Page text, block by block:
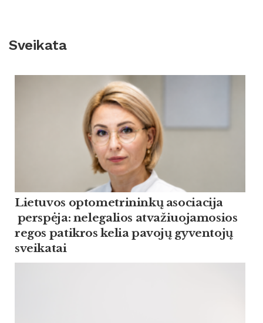
Sveikata
Lietuvos optometrininkų asociacija
perspėja: nelegalios atvažiuojamosios
regos patikros kelia pavojų gyventojų
sveikatai